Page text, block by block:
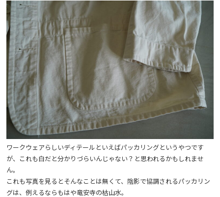
ワークウェアらしいディテールといえばパッカリングというやつです
が、これも白だと分かりづらいんじゃない？と思われるかもしれませ
ん。
これも写真を見るとそんなことは無くて、陰影で協調されるパッカリン
グは、例えるならもはや竜安寺の枯山水。